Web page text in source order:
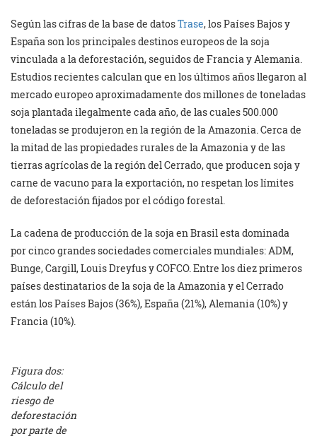
Según las cifras de la base de datosTrase, los Países Bajos y
España son los principales destinos europeos de la soja
vinculada a la deforestación, seguidos de Francia y Alemania.
Estudios recientes calculan que en los últimos años llegaron al
mercado europeo aproximadamente dos millones de toneladas
soja plantada ilegalmente cada año, de las cuales 500.000
toneladas se produjeron en la región de la Amazonia. Cerca de
la mitad de las propiedades rurales de la Amazonia y de las
tierras agrícolas de la región del Cerrado, que producen soja y
carne de vacuno para la exportación, no respetan los límites
de deforestación fijados por el código forestal.
La cadena de producción de la soja en Brasil esta dominada
por cinco grandes sociedades comerciales mundiales: ADM,
Bunge, Cargill, Louis Dreyfus y COFCO. Entre los diez primeros
países destinatarios de la soja de la Amazonia y el Cerrado
están los Países Bajos (36%), España (21%), Alemania (10%) y
Francia (10%).
Figura dos:
Cálculo del
riesgo de
deforestación
por parte de